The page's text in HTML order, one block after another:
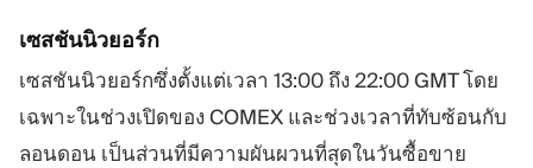
เซสชันนิวยอร์ก
เซสชันนิวยอร์กซึ่งตั้งแต่เวลา 13:00 ถึง 22:00 GMT โดย
เฉพาะในช่วงเปิดของ COMEX และช่วงเวลาที่ทับซ้อนกับ
ลอนดอน เป็นส่วนที่มีความผันผวนที่สุดในวันซื้อขาย